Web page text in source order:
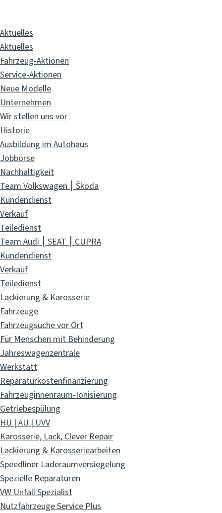
Aktuelles
Aktuelles
Fahrzeug-Aktionen
Service-Aktionen
Neue Modelle
Unternehmen
Wir stellen uns vor
Historie
Ausbildung im Autohaus
Jobbörse
Nachhaltigkeit
Team Volkswagen ⎮ Škoda
Kundendienst
Verkauf
Teiledienst
Team Audi ⎮ SEAT ⎮ CUPRA
Kundendienst
Verkauf
Teiledienst
Lackierung & Karosserie
Fahrzeuge
Fahrzeugsuche vor Ort
Für Menschen mit Behinderung
Jahreswagenzentrale
Werkstatt
Reparaturkostenfinanzierung
Fahrzeuginnenraum-Ionisierung
Getriebespülung
HU | AU | UVV
Karosserie, Lack, Clever Repair
Lackierung & Karosseriearbeiten
Speedliner Laderaumversiegelung
Spezielle Reparaturen
VW Unfall Spezialist
Nutzfahrzeuge Service Plus